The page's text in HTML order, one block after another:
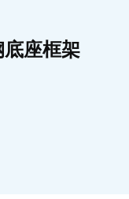
座框架